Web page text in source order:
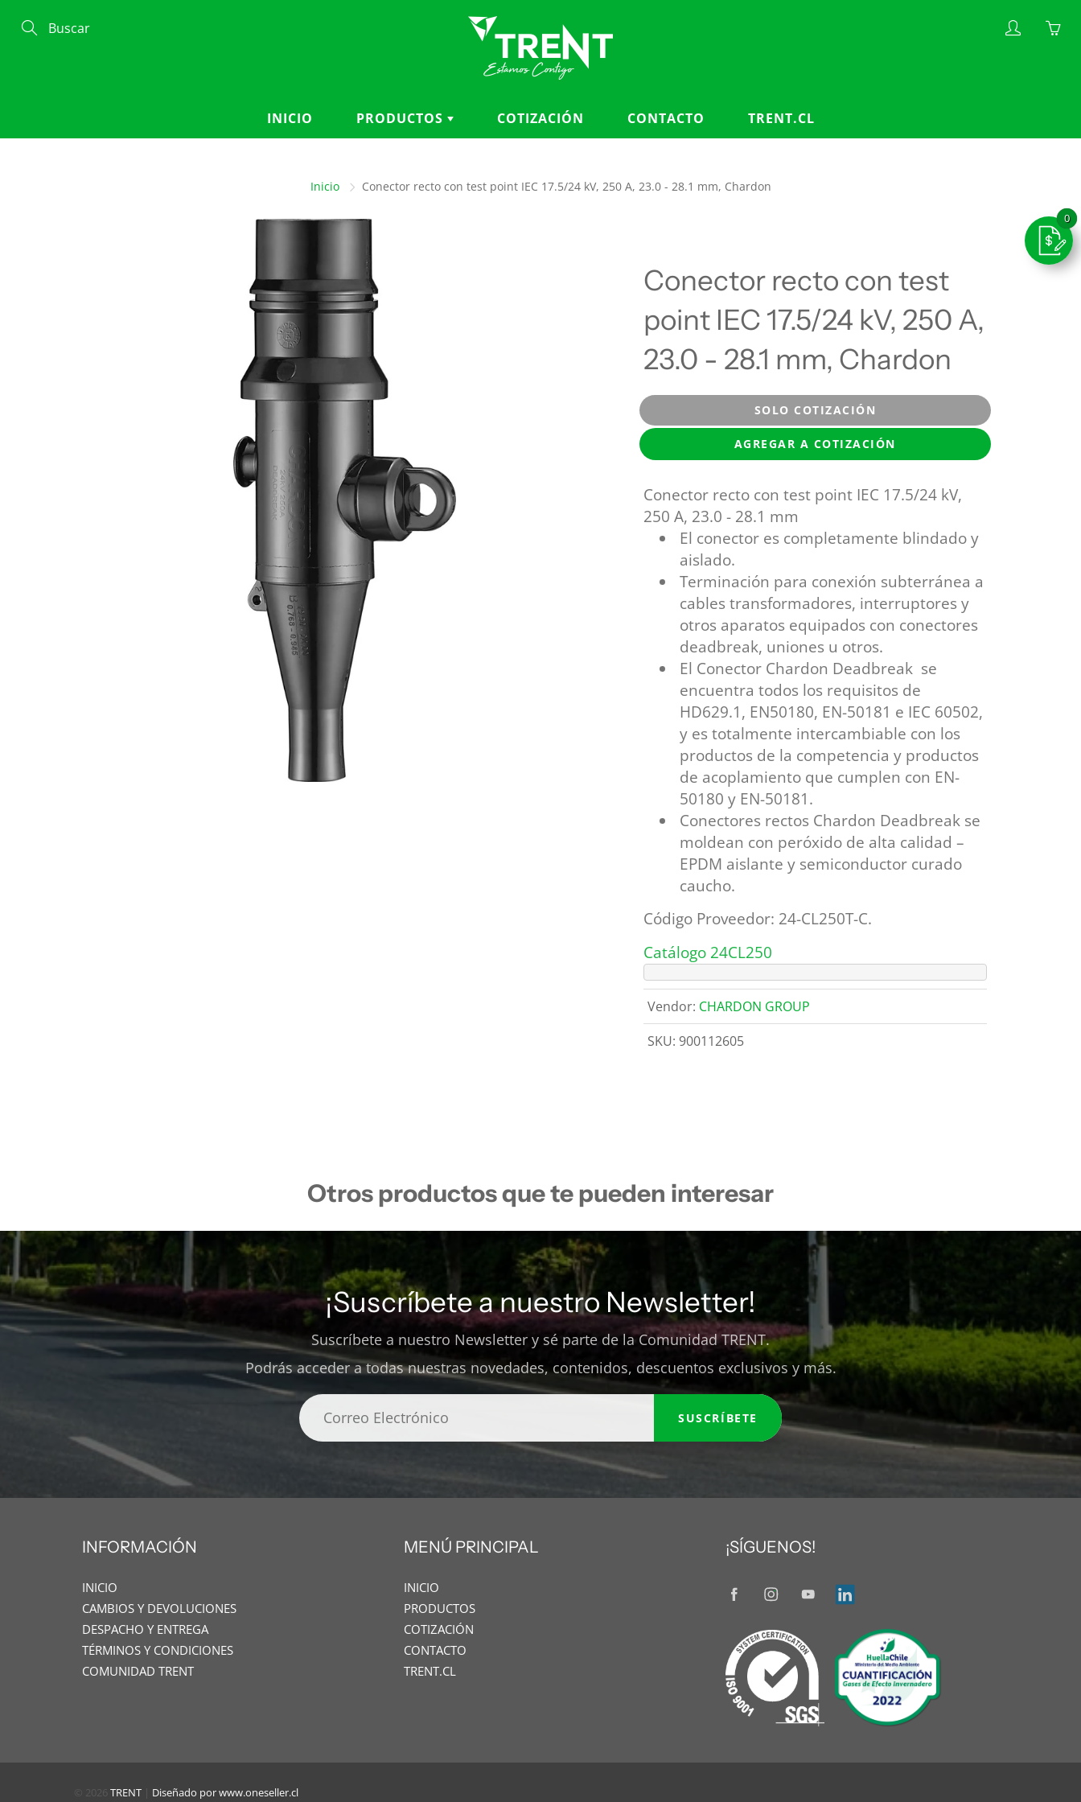
INICIO PRODUCTOS
Aisladores
eléctrica
Balizas, cubiertas y
protección
Conductores y fibra óptica
ferretería
Descargadores
Estructuras, postes y anclas
Herramientas y maquinaria
COTIZACIÓN CONTACTO TRENT.CL
Inicio Conector recto con test point IEC 17.5/24 kV, 250 A, 23.0 - 28.1 mm, Chardon
Conector recto con test
point IEC 17.5/24 kV, 250 A,
23.0 - 28.1 mm, Chardon
SOLO COTIZACIÓN
AGREGAR A COTIZACIÓN
Conector recto con test point IEC 17.5/24 kV,
250 A, 23.0 - 28.1 mm
El conector es completamente blindado y
aislado.
Terminación para conexión subterránea a
cables transformadores, interruptores y
otros aparatos equipados con conectores
deadbreak, uniones u otros.
El Conector Chardon Deadbreak se
encuentra todos los requisitos de
HD629.1, EN50180, EN-50181 e IEC 60502,
y es totalmente intercambiable con los
productos de la competencia y productos
de acoplamiento que cumplen con EN-
50180 y EN-50181.
Conectores rectos Chardon Deadbreak se
moldean con peróxido de alta calidad –
EPDM aislante y semiconductor curado
caucho.
Código Proveedor: 24-CL250T-C.
Catálogo 24CL250
Vendor: CHARDON GROUP
SKU: 900112605
Otros productos que te pueden interesar
¡Suscríbete a nuestro Newsletter!
Suscríbete a nuestro Newsletter y sé parte de la Comunidad TRENT.
Podrás acceder a todas nuestras novedades, contenidos, descuentos exclusivos y más.
SUSCRÍBETE
INFORMACIÓN
INICIO
CAMBIOS Y DEVOLUCIONES
DESPACHO Y ENTREGA
TÉRMINOS Y CONDICIONES
COMUNIDAD TRENT
MENÚ PRINCIPAL
INICIO
PRODUCTOS
COTIZACIÓN
CONTACTO
TRENT.CL
¡SÍGUENOS!
© 2026 TRENT Diseñado por www.oneseller.cl